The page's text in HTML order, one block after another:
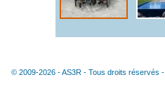
© 2009-2026 -AS3R - Tous droits réservés -